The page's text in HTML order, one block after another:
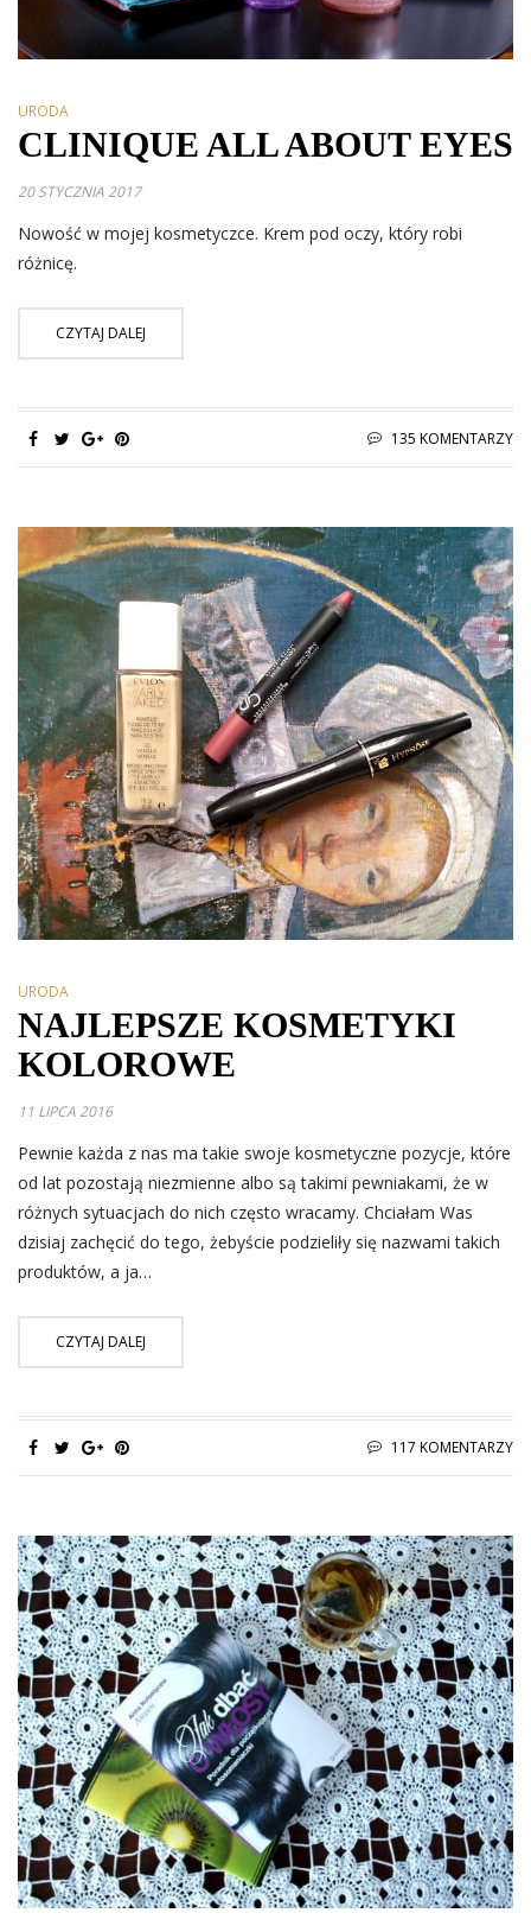
URODA
CLINIQUE ALL ABOUT EYES
20 STYCZNIA 2017
Nowość w mojej kosmetyczce. Krem pod oczy, który robi
różnicę.
CZYTAJ DALEJ
135 KOMENTARZY
URODA
NAJLEPSZE KOSMETYKI
KOLOROWE
11 LIPCA 2016
Pewnie każda z nas ma takie swoje kosmetyczne pozycje, które
od lat pozostają niezmienne albo są takimi pewniakami, że w
różnych sytuacjach do nich często wracamy. Chciałam Was
dzisiaj zachęcić do tego, żebyście podzieliły się nazwami takich
produktów, a ja…
CZYTAJ DALEJ
117 KOMENTARZY